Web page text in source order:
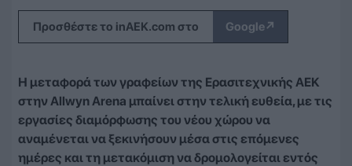
Προσθέστε το inAEK.com στο Google↗
Η μεταφορά των γραφείων της Ερασιτεχνικής ΑΕΚ
στην Allwyn Arena μπαίνει στην τελική ευθεία, με τις
εργασίες διαμόρφωσης του νέου χώρου να
αναμένεται να ξεκινήσουν μέσα στις επόμενες
ημέρες και τη μετακόμιση να δρομολογείται εντός